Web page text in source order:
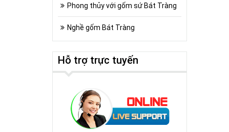
Phong thủy với gốm sứ Bát Tràng
Nghề gốm Bát Tràng
Hỗ trợ trực tuyến